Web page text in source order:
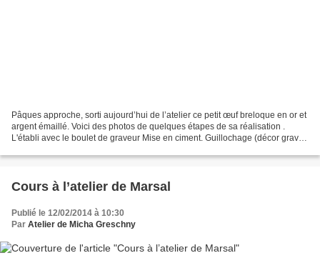
Pâques approche, sorti aujourd’hui de l’atelier ce petit œuf breloque en or et
argent émaillé. Voici des photos de quelques étapes de sa réalisation .
L'établi avec le boulet de graveur Mise en ciment. Guillochage (décor gravé
Cours à l’atelier de Marsal
Publié le 12/02/2014 à 10:30
Par Atelier de Micha Greschny